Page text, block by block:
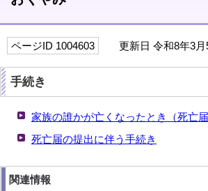
ページID 1004603 更新日 令和8年3月
手続き
家族の誰かが亡くなったとき（死亡届
死亡届の提出に伴う手続き
関連情報